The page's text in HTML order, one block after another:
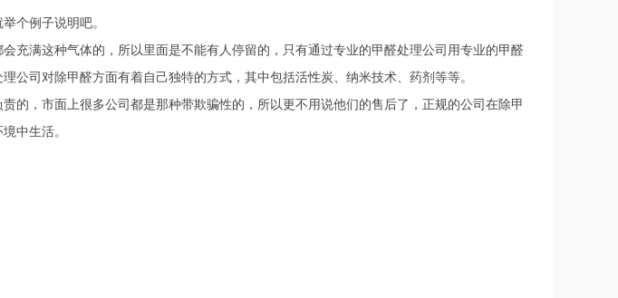
个例子说明吧。
充满这种气体的，所以里面是不能有人停留的，只有通过专业的甲醛处理公司用专业的甲醛
司对除甲醛方面有着自己独特的方式，其中包括活性炭、纳米技术、药剂等等。
的，市面上很多公司都是那种带欺骗性的，所以更不用说他们的售后了，正规的公司在除甲
中生活。